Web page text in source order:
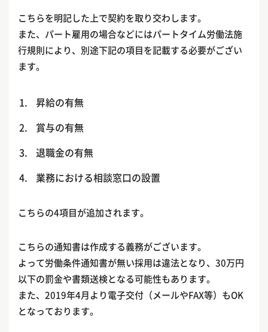
こちらを明記した上で契約を取り交わします。
また、パート雇用の場合などにはパートタイム労働法施
行規則により、別途下記の項目を記載する必要がござい
ます。
昇給の有無
賞与の有無
退職金の有無
業務における相談窓口の設置
こちらの4項目が追加されます。
こちらの通知書は作成する義務がございます。
よって労働条件通知書が無い採用は違法となり、30万円
以下の罰金や書類送検となる可能性もあります。
また、2019年4月より電子交付（メールやFAX等）もOK
となっております。